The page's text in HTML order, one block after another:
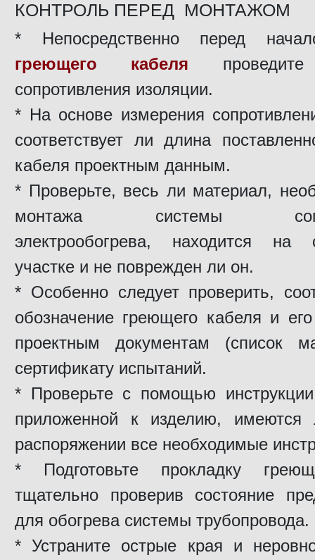
КОНТРОЛЬ ПЕРЕД МОНТАЖОМ
* Непосредственно перед
греющего кабеля проведите
сопротивления изоляции.
* На основе измерения
соответствует ли длина
кабеля проектным данным.
* Проверьте, весь ли материал,
монтажа системы
электрообогрева, находится на
участке и не поврежден ли он.
* Особенно следует проверить,
обозначение греющего кабеля и
проектным документам (список
сертификату испытаний.
* Проверьте с помощью
приложенной к изделию,
распоряжении все необходимые
* Подготовьте прокладку
тщательно проверив состояние
для обогрева системы трубопровода.
* Устраните острые края и